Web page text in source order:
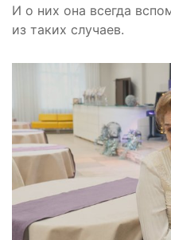
И о них она всегда
из таких случаев.